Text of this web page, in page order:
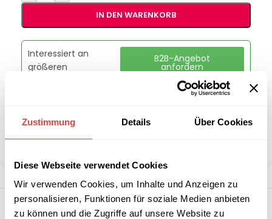
Zustimmung Details Über Cookies
Diese Webseite verwendet Cookies
Wir verwenden Cookies, um Inhalte und Anzeigen zu
personalisieren, Funktionen für soziale Medien anbieten
zu können und die Zugriffe auf unsere Website zu
IN DEN WARENKORB
Interessiert an
größeren
B2B-Angebot
anfordern
Kategorie: Schulmöbel